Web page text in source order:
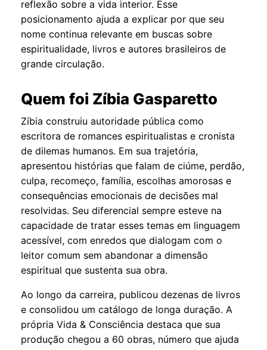
reflexão sobre a vida interior. Esse
posicionamento ajuda a explicar por que seu
nome continua relevante em buscas sobre
espiritualidade, livros e autores brasileiros de
grande circulação.
Quem foi Zíbia Gasparetto
Zíbia construiu autoridade pública como
escritora de romances espiritualistas e cronista
de dilemas humanos. Em sua trajetória,
apresentou histórias que falam de ciúme, perdão,
culpa, recomeço, família, escolhas amorosas e
consequências emocionais de decisões mal
resolvidas. Seu diferencial sempre esteve na
capacidade de tratar esses temas em linguagem
acessível, com enredos que dialogam com o
leitor comum sem abandonar a dimensão
espiritual que sustenta sua obra.
Ao longo da carreira, publicou dezenas de livros
e consolidou um catálogo de longa duração. A
própria Vida & Consciência destaca que sua
produção chegou a 60 obras, número que ajuda